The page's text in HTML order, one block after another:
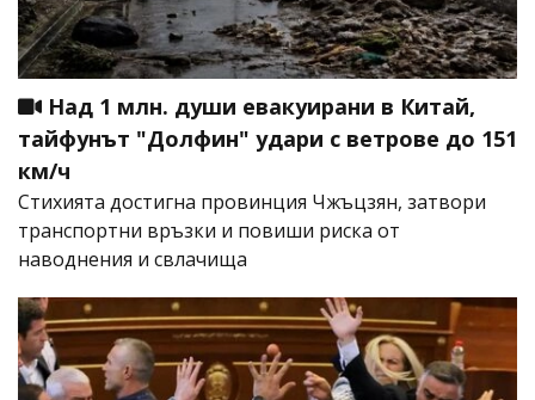
Над 1 млн. души евакуирани в Китай,
тайфунът "Долфин" удари с ветрове до 151
км/ч
Стихията достигна провинция Чжъцзян, затвори
транспортни връзки и повиши риска от
наводнения и свлачища